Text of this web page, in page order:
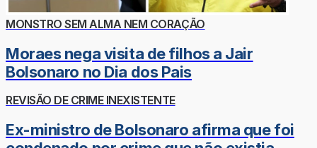
MONSTRO SEM ALMA NEM CORAÇÃO
Moraes nega visita de filhos a Jair
Bolsonaro no Dia dos Pais
REVISÃO DE CRIME INEXISTENTE
Ex-ministro de Bolsonaro afirma que foi